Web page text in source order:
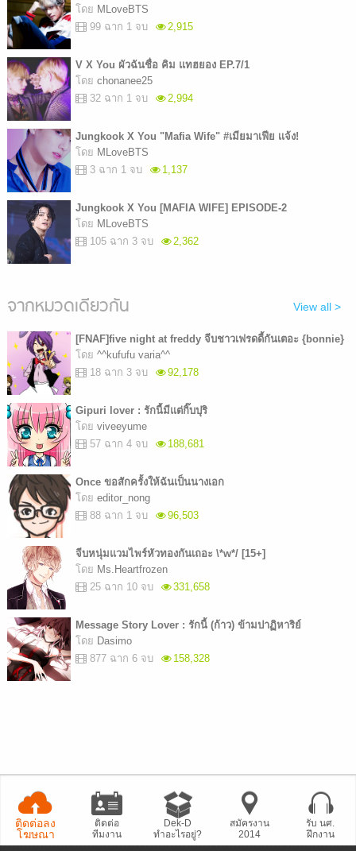
โดย MLoveBTS
99 ฉาก 1 จบ
2,915
V X You ผัวฉันชื่อ คิม แทฮยอง EP.7/1
โดย chonanee25
32 ฉาก 1 จบ
2,994
Jungkook X You "Mafia Wife" #เมียมาเฟีย เเจ้ง!
โดย MLoveBTS
3 ฉาก 1 จบ
1,137
Jungkook X You [MAFIA WIFE] EPISODE-2
โดย MLoveBTS
105 ฉาก 3 จบ
2,362
จากหมวดเดียวกัน View all >
[FNAF]five night at freddy จีบชาวเฟรดดี้กันเตอะ {bonnie}
โดย ^^kufufu varia^^
18 ฉาก 3 จบ
92,178
Gipuri lover : รักนี้มีแต่กิ๊บปุริ
โดย viveeyume
57 ฉาก 4 จบ
188,681
Once ขอสักครั้งให้ฉันเป็นนางเอก
โดย editor_nong
88 ฉาก 1 จบ
96,503
จีบหนุ่มแวมไพร์หัวทองกันเถอะ \*w*/ [15+]
โดย Ms.Heartfrozen
25 ฉาก 10 จบ
331,658
Message Story Lover : รักนี้ (ก้าว) ข้ามปาฏิหาริย์
โดย Dasimo
877 ฉาก 6 จบ
158,328
ติดต่อลง
โฆษณา
ติดต่อ
ทีมงาน
Dek-D
ทำอะไรอยู่?
สมัครงาน
2014
รับ นศ.
ฝึกงาน